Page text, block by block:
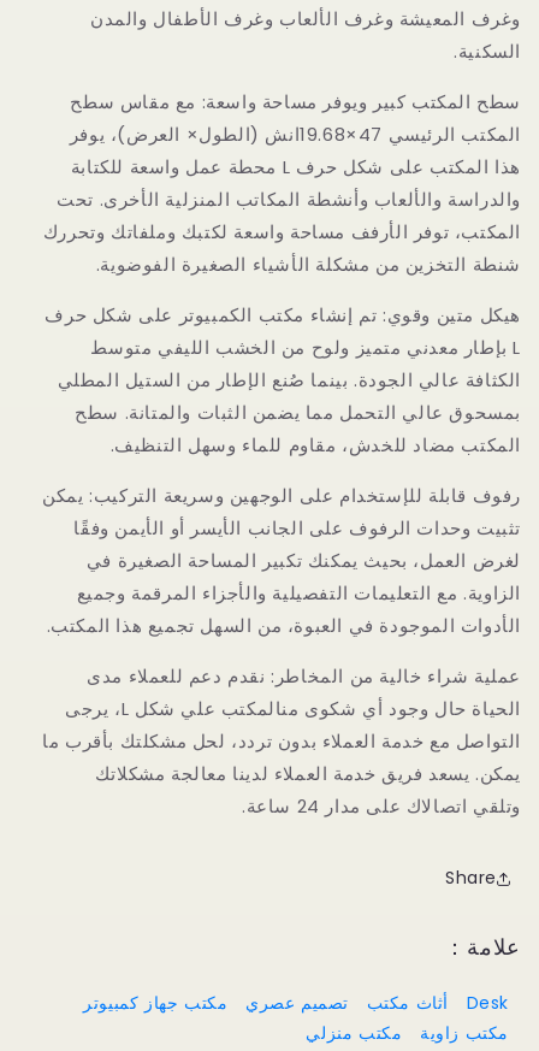
وغرف المعيشة وغرف الألعاب وغرف الأطفال والمدن
السكنية.
سطح المكتب كبير ويوفر مساحة واسعة: مع مقاس سطح
المكتب الرئيسي 47×19.68انش (الطول× العرض)، يوفر
هذا المكتب على شكل حرف L محطة عمل واسعة للكتابة
والدراسة والألعاب وأنشطة المكاتب المنزلية الأخرى. تحت
المكتب، توفر الأرفف مساحة واسعة لكتبك وملفاتك وتحررك
شنطة التخزين من مشكلة الأشياء الصغيرة الفوضوية.
هيكل متين وقوي: تم إنشاء مكتب الكمبيوتر على شكل حرف
L بإطار معدني متميز ولوح من الخشب الليفي متوسط
الكثافة عالي الجودة. بينما صُنع الإطار من الستيل المطلي
بمسحوق عالي التحمل مما يضمن الثبات والمتانة. سطح
المكتب مضاد للخدش، مقاوم للماء وسهل التنظيف.
رفوف قابلة للإستخدام على الوجهين وسريعة التركيب: يمكن
تثبيت وحدات الرفوف على الجانب الأيسر أو الأيمن وفقًا
لغرض العمل، بحيث يمكنك تكبير المساحة الصغيرة في
الزاوية. مع التعليمات التفصيلية والأجزاء المرقمة وجميع
الأدوات الموجودة في العبوة، من السهل تجميع هذا المكتب.
عملية شراء خالية من المخاطر: نقدم دعم للعملاء مدى
الحياة حال وجود أي شكوى منالمكتب علي شكل L، يرجى
التواصل مع خدمة العملاء بدون تردد، لحل مشكلتك بأقرب ما
يمكن. يسعد فريق خدمة العملاء لدينا معالجة مشكلاتك
وتلقي اتصالاك على مدار 24 ساعة.
Share
علامة：
Desk أثاث مكتب تصميم عصري
مكتب جهاز كمبيوتر
مكتب زاوية
مكتب منزلي